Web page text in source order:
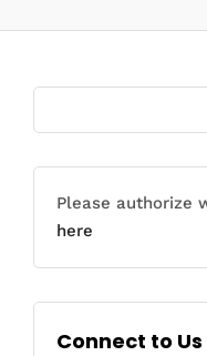
Please authorize
here
Connect to Us